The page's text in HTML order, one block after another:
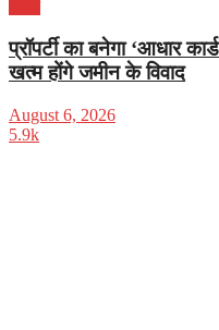
प्रॉपर्टी का बनेगा ‘आधार
खत्म होंगे जमीन के विवाद
August 6, 2026
5.9k